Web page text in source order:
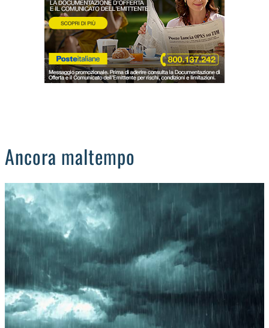
OCCHIO ALLA TRUFFA
NECROLOGI
Ancora maltempo